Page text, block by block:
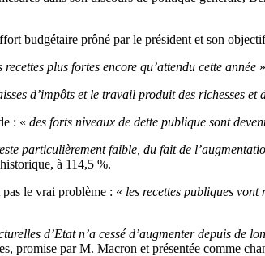
budgétaire prôné par le président et son
plus fortes encore qu’attendu cette année
d’impôts et le travail produit des richesses
: « des forts niveaux de dette publique sont
particulièrement faible, du fait de
à 114,5 %.
le vrai problème : « les recettes publiques
d’Etat n’a cessé d’augmenter depuis de
promise par M. Macron et présentée comme